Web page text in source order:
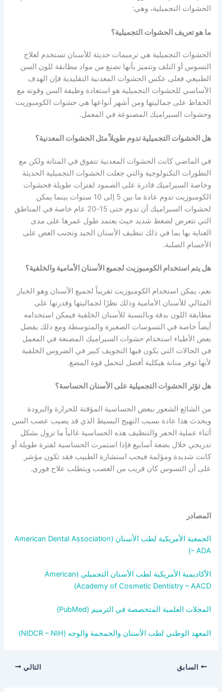
الحشوات التجميلية، وهي:
ما هو تعريف الحشوات التجميلية؟
الحشوات التجميلية هي ترميمات حديثة للأسنان تستخدم لعلاج
التسوس أو التلف وتتميز بأنها تصنع من مواد مطابقة للون السن
الطبيعي فعلى عكس الحشوات المعدنية التقليدية فإن الهدف
الأساسي للحشوات التجميلية هو استعادة وظيفة السن وقوته مع
الحفاظ على جماليتها ومن أشهر أنواعها هي حشوات الكومبوزيت
وحشوات السيراميك المصنوعة في المعمل.
هل الحشوات التجميلية تدوم طويلاً مثل الحشوات المعدنية؟
في الماضي كانت الحشوات المعدنية تتفوق في المتانة ولكن مع
التطورات التكنولوجية والتي جعلت الحشوات التجميلية الحديثة
وخاصة السيراميك قادرة على الصمود لفترات طويلة فحشوات
الكومبوزيت تدوم عادة ما بين 5 إلى 10 سنوات بينما يمكن
لحشوات السيراميك أن تدوم حتى 15-20 عام خاصة في المناطق
التي تتعرض لضغط شديد حيث يعتمد طول عمرها على مدى
العناية بها بما في ذلك تنظيف الأسنان الجيد وتجنب العض على
الأجسام الصلبة.
هل يتم استخدام الكومبوزيت لجميع الأسنان الأمامية والخلفية؟
نعم، يمكن استخدام الكومبوزيت تقريباً لجميع الأسنان وهو الخيار
المثالي للأسنان الأمامية وذلك نظرًا لجماليتها وقدرتها على
مطابقة اللون بدقة وبالنسبة للأسنان الخلفية فيمكن استخدامه
أيضاً خاصة في التسوسات الصغيرة والمتوسطة ومع ذلك يفضل
بعض الأطباء استخدام حشوات السيراميك المصنعة في المعمل
في الحالات التي يكون فيها التجويف كبير في الضروس الخلفية
لأنها توفر متانة هيكلية أفضل لتحمل قوة المضغ.
هل تؤثر الحشوات التجميلية على الأسنان الحساسة؟
من الشائع الشعور ببعض الحساسية المؤقتة للحرارة والبرودة
ويحدث هذا عادة بسبب التهيج البسيط الذي قد يصيب عصب السن
أثناء عملية الحفر والتنظيف هذه الحساسية غالباً ما تزول بشكل
تدريجي خلال بضعة أسابيع فإذا استمرت الحساسية لفترة طويلة أو
كانت شديدة ومؤلمة فيجب استشارة الطبيب فقد تكون مؤشر
على أن التسوس كان قريب من العصب ويتطلب علاج فوري.
المصادر
الجمعية الأمريكية لطب الأسنان (American Dental Association
– ADA)
الأكاديمية الأمريكية لطب الأسنان التجميلي (American
Academy of Cosmetic Dentistry – AACD)
المجلات العلمية المتخصصة في الترميم (PubMed)
المعهد الوطني لطب الأسنان والجمجمة والوجه (NIDCR – NIH)
السابق التالي